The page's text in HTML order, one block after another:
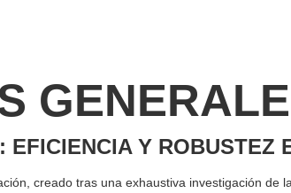
EFICIENCIA Y ROBUSTEZ
creado tras una exhaustiva investigación